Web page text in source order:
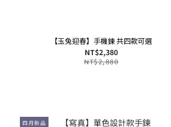
【玉兔迎春】手機鍊 共四款可選
NT$2,380
NT$2,880
四月新品